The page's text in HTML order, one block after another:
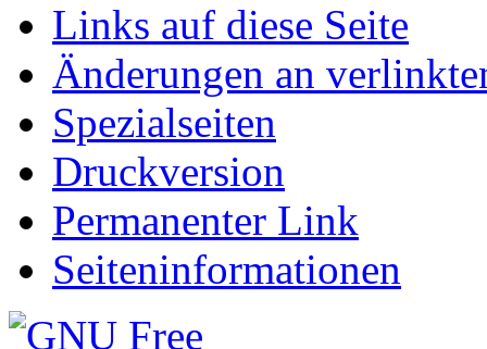
Links auf diese Seite
Änderungen an
Spezialseiten
Druckversion
Permanenter Link
Seiteninformationen